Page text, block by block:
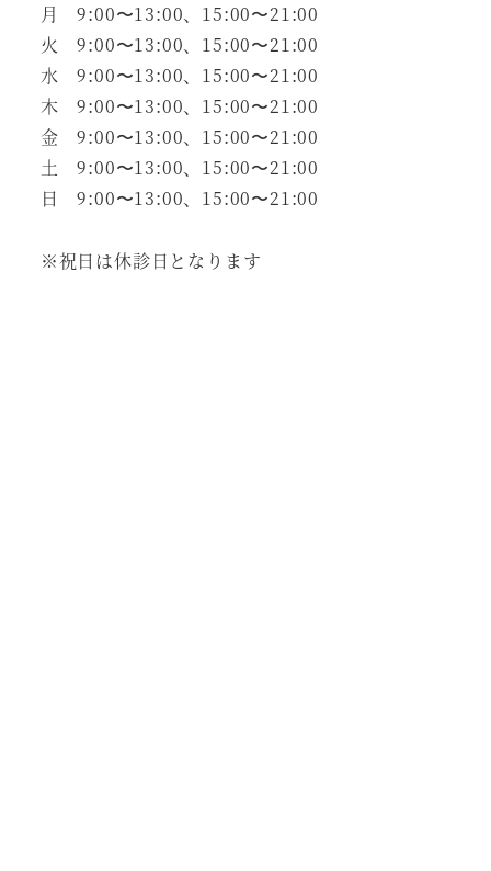
月 9:00〜13:00、15:00〜21:00
火 9:00〜13:00、15:00〜21:00
水 9:00〜13:00、15:00〜21:00
木 9:00〜13:00、15:00〜21:00
金 9:00〜13:00、15:00〜21:00
土 9:00〜13:00、15:00〜21:00
日 9:00〜13:00、15:00〜21:00
※祝日は休診日となります